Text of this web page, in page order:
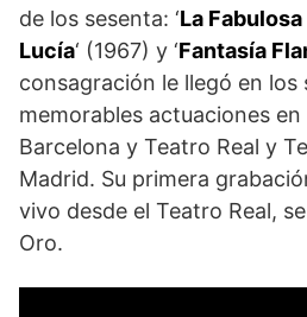
de los sesenta: ‘La
Lucía‘ (1967) y ‘Fantasía
consagración le llegó en los
memorables actuaciones en
Barcelona y Teatro Real y
Madrid. Su primera
vivo desde el Teatro Real,
Oro.